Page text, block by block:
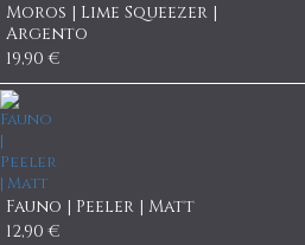
Moros | Lime Squeezer |
Argento
19,90 €
Fauno | Peeler | Matt
12,90 €